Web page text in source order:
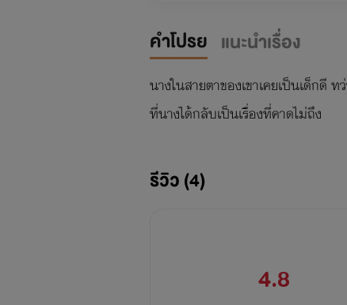
คำโปรย แนะนำเรื่อง
นางในสายตาของเขาเคยเป็นเด็ก
ที่นางได้กลับเป็นเรื่องที่คาดไม่ถึง
รีวิว (4)
4.8